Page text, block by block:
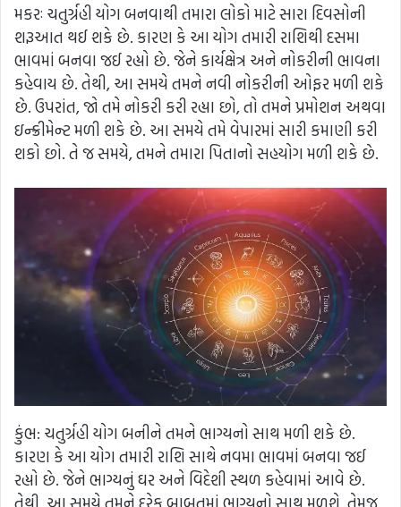
મકરઃ ચતુર્ગ્રહી યોગ બનવાથી તમારા લોકો માટે સારા દિવસોની
શરૂઆત થઈ શકે છે. કારણ કે આ યોગ તમારી રાશિથી દસમા
ભાવમાં બનવા જઈ રહ્યો છે. જેને કાર્યક્ષેત્ર અને નોકરીની ભાવના
કહેવાય છે. તેથી, આ સમયે તમને નવી નોકરીની ઓફર મળી શકે
છે. ઉપરાંત, જો તમે નોકરી કરી રહ્યા છો, તો તમને પ્રમોશન અથવા
ઇન્ક્રીમેન્ટ મળી શકે છે. આ સમયે તમે વેપારમાં સારી કમાણી કરી
શકો છો. તે જ સમયે, તમને તમારા પિતાનો સહયોગ મળી શકે છે.
કુંભ: ચતુર્ગ્રહી યોગ બનીને તમને ભાગ્યનો સાથ મળી શકે છે.
કારણ કે આ યોગ તમારી રાશિ સાથે નવમા ભાવમાં બનવા જઈ
રહ્યો છે. જેને ભાગ્યનું ઘર અને વિદેશી સ્થળ કહેવામાં આવે છે.